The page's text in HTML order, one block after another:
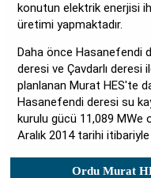
konutun elektrik enerjisi
üretimi yapmaktadır.
Daha önce Hasanefendi
deresi ve Çavdarlı deresi
planlanan Murat HES'te
Hasanefendi deresi su
kurulu gücü 11,089 MWe
Aralık 2014 tarihi
Ordu Murat